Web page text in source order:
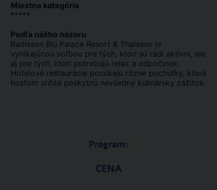
Miestna kategória
*****
Podľa nášho názoru
Radisson Blu Palace Resort & Thalasso je
vynikajúcou voľbou pre tých, ktorí sú radi aktívni, ale
aj pre tých, ktorí potrebujú relax a odpočinok.
Hotelové reštaurácie ponúkajú rôzne pochúťky, ktoré
hosťom určite poskytnú nevšedný kulinársky zážitok.
Program:
CENA